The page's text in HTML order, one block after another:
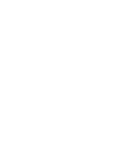
一枚一枚に込められた
2023年、2025年に東